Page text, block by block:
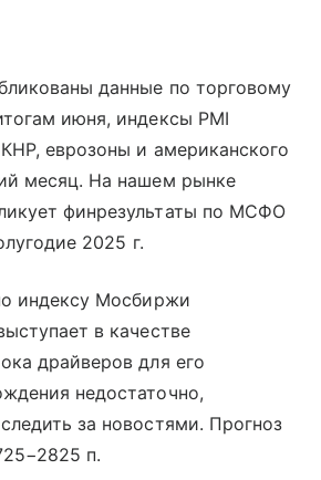
данные по торговому
июня, индексы PMI
еврозоны и американского
месяц. На нашем рынке
финрезультаты по МСФО
2025 г.
индексу Мосбиржи
в качестве
драйверов для его
недостаточно,
за новостями. Прогноз
п.